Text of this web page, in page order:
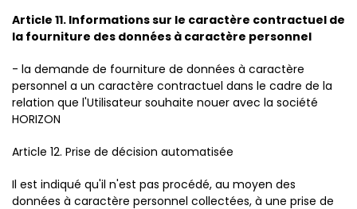
Article 11. Informations sur le caractère contractuel de
la fourniture des données à caractère personnel
- la demande de fourniture de données à caractère
personnel a un caractère contractuel dans le cadre de la
relation que l'Utilisateur souhaite nouer avec la société
HORIZON
Article 12. Prise de décision automatisée
Il est indiqué qu'il n'est pas procédé, au moyen des
données à caractère personnel collectées, à une prise de